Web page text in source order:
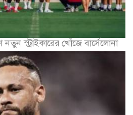
স্ট্রাইকারের খোঁজে বার্সেলোনা